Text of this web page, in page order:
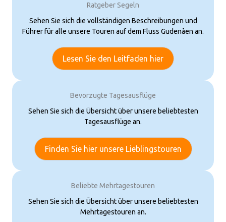
Ratgeber Segeln
Sehen Sie sich die vollständigen Beschreibungen und
Führer für alle unsere Touren auf dem Fluss Gudenåen an.
Lesen Sie den Leitfaden hier
Bevorzugte Tagesausflüge
Sehen Sie sich die Übersicht über unsere beliebtesten
Tagesausflüge an.
Finden Sie hier unsere Lieblingstouren
Beliebte Mehrtagestouren
Sehen Sie sich die Übersicht über unsere beliebtesten
Mehrtagestouren an.